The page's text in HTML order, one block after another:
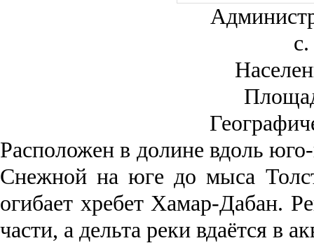
Рас­положен в долине вдоль
Снежной на юге до мыса
огибает хребет Хамар-Дабан.
части, а дельта реки вда­ётся в